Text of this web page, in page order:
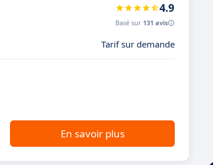
4.9
Basé sur 131 avis
Tarif sur demande
En savoir plus